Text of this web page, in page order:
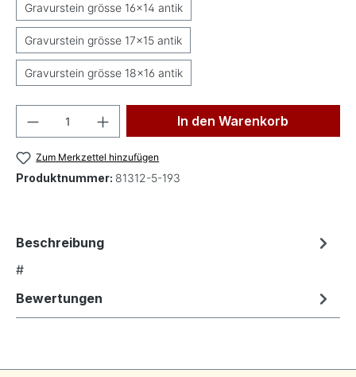
Gravurstein grösse 16x14 antik
Gravurstein grösse 17x15 antik
Gravurstein grösse 18x16 antik
Produkt Anzahl: Gib den gewünschten
In den Warenkorb
Zum Merkzettel hinzufügen
Produktnummer: 81312-5-193
Beschreibung
#
Bewertungen